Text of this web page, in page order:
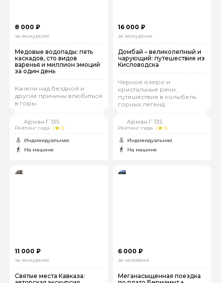
8 000 ₽
за экскурсию
Медовые водопады: пять
каскадов, сто видов
варенья и миллион эмоций
за один день
Качели над бездной и
другие причины влюбиться
в горы
Арман.Г 135
Рейтинг гида (
0)
Индивидуальная
На машине
16 000 ₽
за экскурсию
Домбай – великолепный и
чарующий: путешествие из
Кисловодска
Черное озеро и
кристальные реки:
путешествие в колыбель
горных легенд
Арман.Г 135
Рейтинг гида (
0)
Индивидуальная
На машине
11 000 ₽
за экскурсию
Святые места Кавказа:
6 000 ₽
за человека
Меганасыщенная поездка